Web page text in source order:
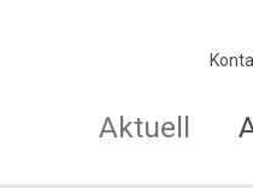
Aktuell